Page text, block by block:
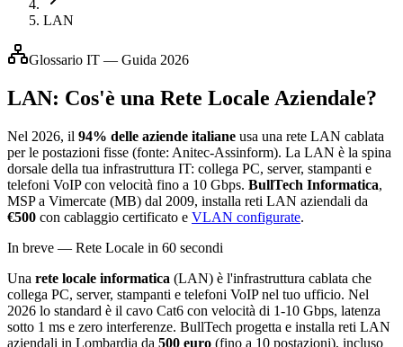
LAN
Glossario IT — Guida 2026
LAN: Cos'è una Rete Locale Aziendale?
Nel 2026, il 94% delle aziende italiane usa una rete LAN cablata
per le postazioni fisse (fonte: Anitec-Assinform). La LAN è la spina
dorsale della tua infrastruttura IT: collega PC, server, stampanti e
telefoni VoIP con velocità fino a 10 Gbps. BullTech Informatica,
MSP a Vimercate (MB) dal 2009, installa reti LAN aziendali da
€500 con cablaggio certificato e VLAN configurate.
In breve — Rete Locale in 60 secondi
Una rete locale informatica (LAN) è l'infrastruttura cablata che
collega PC, server, stampanti e telefoni VoIP nel tuo ufficio. Nel
2026 lo standard è il cavo Cat6 con velocità di 1-10 Gbps, latenza
sotto 1 ms e zero interferenze. BullTech progetta e installa reti LAN
aziendali in Lombardia da 500 euro (fino a 10 postazioni), incluso